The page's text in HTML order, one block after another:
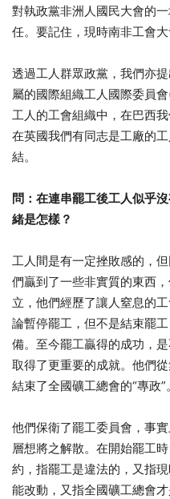
對執政黨非洲人國民大會的
任。要記住，現時南非工會大
透過工人群眾政黨，我們亦
屬的國際組織工人國際委員
工人的工會組織中，在巴西
在英國我們有同志是工廠的
結。
問：在連串罷工後工人似乎
緒是怎樣？
工人間是有一定挫敗感的，
們贏到了一些非實質的東西
立，他們經歷了讓人窒息的
論暫停罷工，但不是結束罷
備。至今罷工贏得的成功，
取得了更重要的成就。他們
結束了全國礦工總會的“專政”。
他們保衛了罷工委員會，事
層想將之解散。在開始罷工
約，指罷工是違法的，又指
能改動，又指全國礦工總會